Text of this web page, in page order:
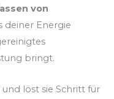
von
deiner Energie
bringt.
löst sie Schritt für